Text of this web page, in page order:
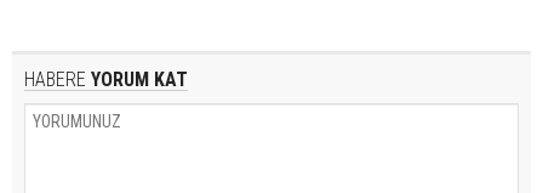
HABERE YORUM KAT